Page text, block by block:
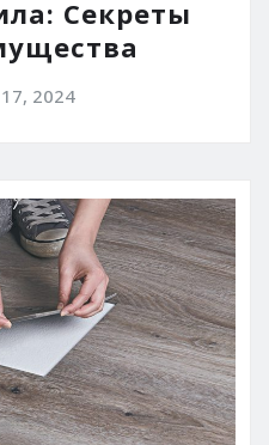
Секреты
2024